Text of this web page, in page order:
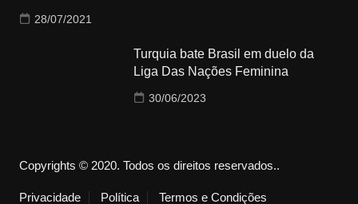
28/07/2021
Turquia bate Brasil em duelo da
Liga Das Nações Feminina
30/06/2023
Copyrights © 2020. Todos os direitos reservados..
Privacidade Política Termos e Condições